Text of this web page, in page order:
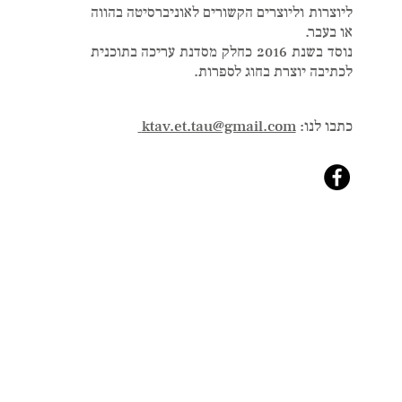
ליוצרות וליוצרים הקשורים לאוניברסיטה בהווה
או בעבר.
נוסד בשנת 2016 כחלק מסדנת עריכה בתוכנית
לכתיבה יוצרת בחוג לספרות.
כתבו לנו:ktav.et.tau@gmail.com